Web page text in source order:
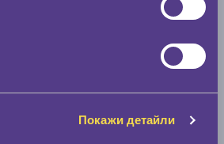
Покажи детайли
По марка автомобил